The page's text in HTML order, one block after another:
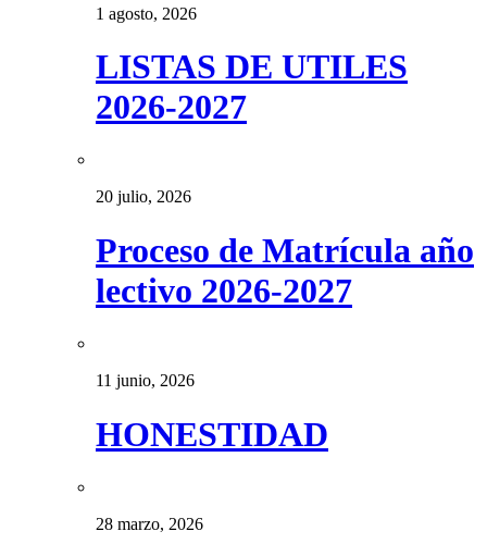
1 agosto, 2026
LISTAS DE UTILES
2026-2027
20 julio, 2026
Proceso de Matrícula año
lectivo 2026-2027
11 junio, 2026
HONESTIDAD
28 marzo, 2026